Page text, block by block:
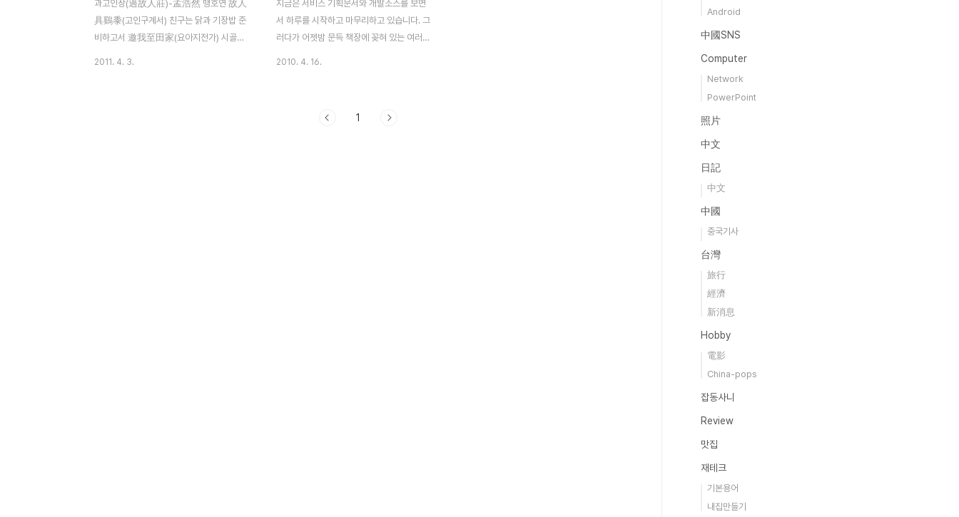
과고인장(過故人莊)-孟浩然 맹호연 故人
具鷄黍(고인구계서) 친구는 닭과 기장밥 준
비하고서 邀我至田家(요아지전가) 시골집
2011. 4. 3.
지금은 서비스 기획문서와 개발소스를 보면
서 하루를 시작하고 마무리하고 있습니다. 그
러다가 어젯밤 문득 책장에 꽂혀 있는 여러
별로 몇개 선별 해봤습니다. 1. 사랑편 백거이
2010. 4. 16.
1
Android
中國SNS
Computer
Network
PowerPoint
照片
中文
日記
中文
中國
중국기사
台灣
旅行
經濟
新消息
Hobby
電影
China-pops
잡동사니
Review
맛집
재테크
기본용어
내집만들기